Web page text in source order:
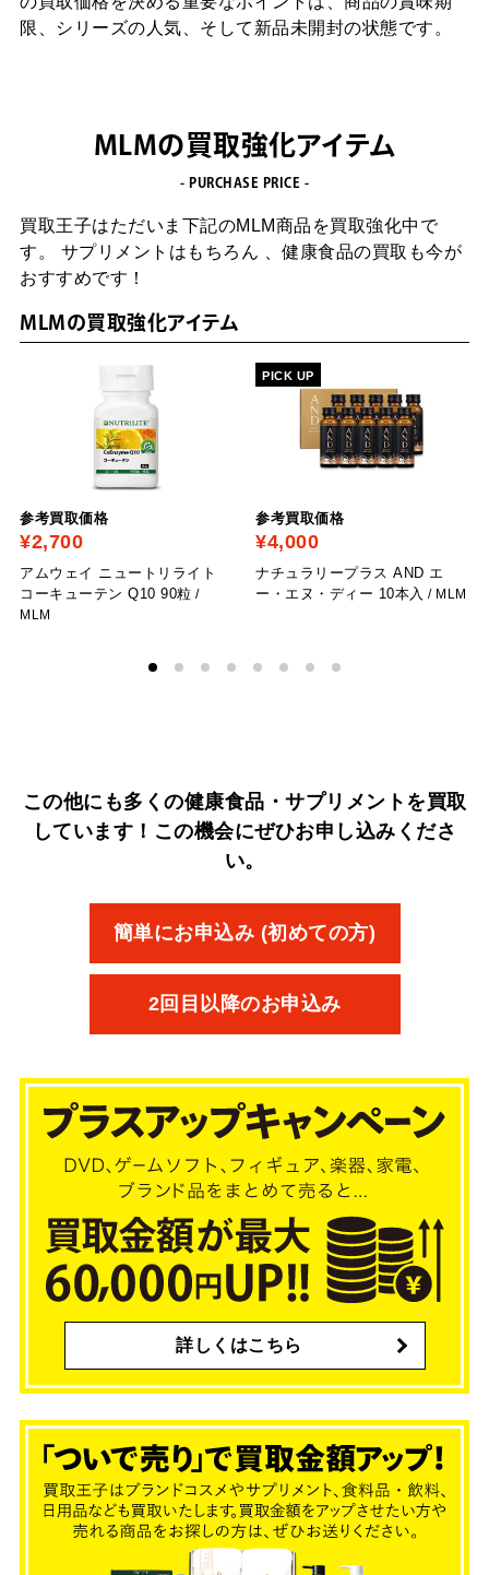
限、シリーズの人気、そして新品未開封の状態です。
MLMの買取強化アイテム
- PURCHASE PRICE -
買取王子はただいま下記のMLM商品を買取強化中で
す。
サプリメントはもちろん 、健康食品の買取も今が
おすすめです！
MLMの買取強化アイテム
参考買取価格
¥2,700
アムウェイ ニュートリライト
コーキューテン Q10 90粒 /
MLM
PICK UP
参考買取価格
¥4,000
ナチュラリープラス AND エ
ー・エヌ・ディー 10本入 / MLM
この他にも多くの健康食品・サプリメントを買取
しています！ この機会にぜひお申し込みくださ
い。
簡単にお申込み (初めての方)
2回目以降のお申込み
詳しくはこちら